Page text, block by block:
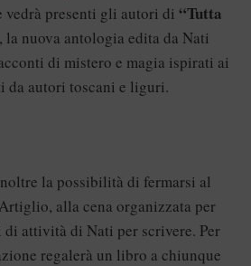
vedrà presenti gli autori di “Tutta
la nuova antologia edita da Nati
di mistero e magia ispirati ai
da autori toscani e liguri.
la possibilità di fermarsi al
alla cena organizzata per
di attività di Nati per scrivere. Per
regalerà un libro a chiunque